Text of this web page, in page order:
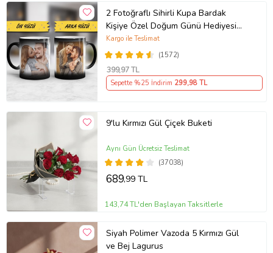
2 Fotoğraflı Sihirli Kupa Bardak
Kişiye Özel Doğum Günü Hediyesi
Sevgiliye Hediye Anneye Babaya
Ablaya Abiye Kız Erkek Kardeşe
Arkadaşa Resimli Günü Yıl Dönümü
Hediyesi
(1572)
Kargo ile Teslimat
399,97 TL
Sepette %25 İndirim 299,98 TL
9'lu Kırmızı Gül Çiçek Buketi
(37038)
Aynı Gün Ücretsiz Teslimat
689,99 TL
143,74 TL'den Başlayan Taksitlerle
Siyah Polimer Vazoda 5 Kırmızı Gül
ve Bej Lagurus